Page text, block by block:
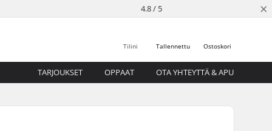
4.8 / 5 ×
Ostoskori
Tallennettu
Tilini
TARJOUKSET OPPAAT OTA YHTEYTTÄ & APU